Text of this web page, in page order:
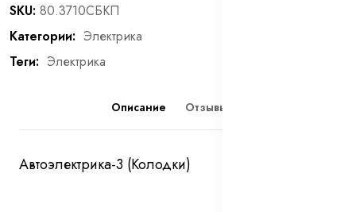
SKU: 80.3710СБКП
Категории: Электрика
Теги: Электрика
Описание Отзывы (0)
Автоэлектрика-3 (Колодки)